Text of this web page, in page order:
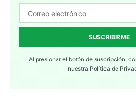
SUSCRIBIRME
Al presionar el botón de suscripción,
nuestra Política de